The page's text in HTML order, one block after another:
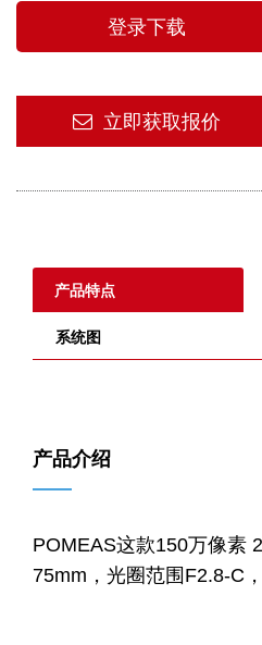
登录下载
立即获取报价
产品特点
系统图
产品介绍
——
POMEAS这款150万像素
75mm，光圈范围F2.8-C